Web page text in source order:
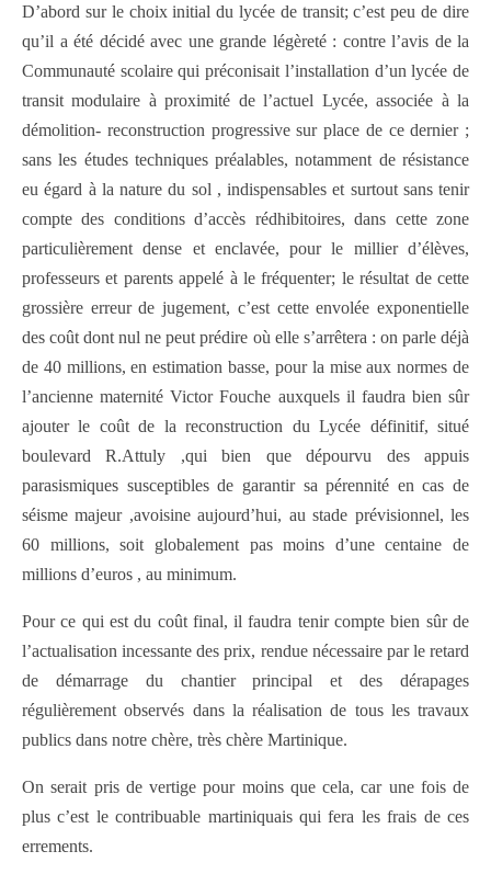
D’abord sur le choix initial du lycée de transit; c’est peu de dire
qu’il a été décidé avec une grande légèreté : contre l’avis de la
Communauté scolaire qui préconisait l’installation d’un lycée de
transit modulaire à proximité de l’actuel Lycée, associée à la
démolition- reconstruction progressive sur place de ce dernier ;
sans les études techniques préalables, notamment de résistance
eu égard à la nature du sol , indispensables et surtout sans tenir
compte des conditions d’accès rédhibitoires, dans cette zone
particulièrement dense et enclavée, pour le millier d’élèves,
professeurs et parents appelé à le fréquenter; le résultat de cette
grossière erreur de jugement, c’est cette envolée exponentielle
des coût dont nul ne peut prédire où elle s’arrêtera : on parle déjà
de 40 millions, en estimation basse, pour la mise aux normes de
l’ancienne maternité Victor Fouche auxquels il faudra bien sûr
ajouter le coût de la reconstruction du Lycée définitif, situé
boulevard R.Attuly ,qui bien que dépourvu des appuis
parasismiques susceptibles de garantir sa pérennité en cas de
séisme majeur ,avoisine aujourd’hui, au stade prévisionnel, les
60 millions, soit globalement pas moins d’une centaine de
millions d’euros , au minimum.
Pour ce qui est du coût final, il faudra tenir compte bien sûr de
l’actualisation incessante des prix, rendue nécessaire par le retard
de démarrage du chantier principal et des dérapages
régulièrement observés dans la réalisation de tous les travaux
publics dans notre chère, très chère Martinique.
On serait pris de vertige pour moins que cela, car une fois de
plus c’est le contribuable martiniquais qui fera les frais de ces
errements.